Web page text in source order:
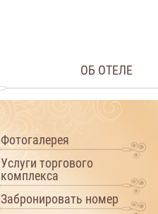
ОБ ОТЕЛЕ
Фотогалерея
Услуги торгового
комплекса
Забронировать номер